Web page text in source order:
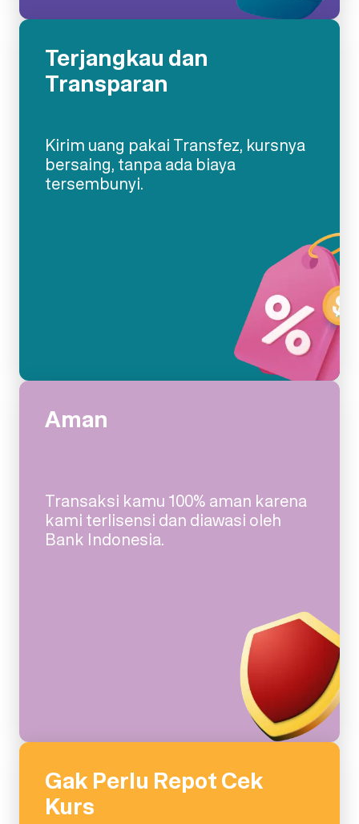
Terjangkau dan
Transparan
Kirim uang pakai Transfez, kursnya
bersaing, tanpa ada biaya
tersembunyi.
Aman
Transaksi kamu 100% aman karena
kami terlisensi dan diawasi oleh
Bank Indonesia.
Gak Perlu Repot Cek
Kurs